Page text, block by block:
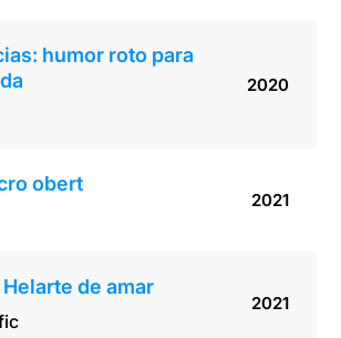
humor roto para
2020
obert
2021
de amar
2021